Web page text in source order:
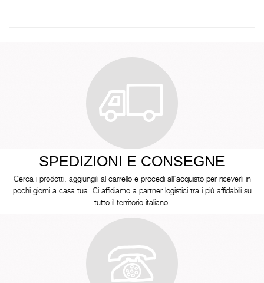
SPEDIZIONI E CONSEGNE
Cerca i prodotti, aggiungili al carrello e procedi all’acquisto per riceverli in
pochi giorni a casa tua. Ci affidiamo a partner logistici tra i più affidabili su
tutto il territorio italiano.